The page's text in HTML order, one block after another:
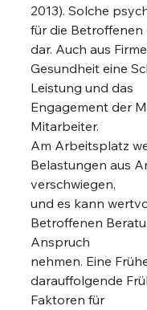
2013). Solche
für die Betroffenen
dar. Auch aus
Gesundheit eine
Leistung und das
Engagement der
Mitarbeiter.
Am Arbeitsplatz
Belastungen aus
verschwiegen,
und es kann
Betroffenen
Anspruch
nehmen. Eine
darauffolgende
Faktoren für